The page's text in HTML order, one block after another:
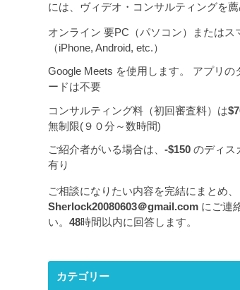
には、ヴィデオ・コンサルティングを薦
オンライン 要PC（パソコン）またはス
（iPhone, Android, etc.）
Google Meets を使用します。 アプリの
ードは不要
コンサルティング料（初回審査料）は
無制限(９０分～数時間)
ご紹介者がいる場合は、 -$150 のディス
有り
ご相談になりたい内容を完結にまとめ、
Sherlock20080603＠gmail.com にご連
い。 48時間以内に回答します。
カテゴリー